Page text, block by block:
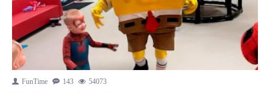
FunTime 143 54073